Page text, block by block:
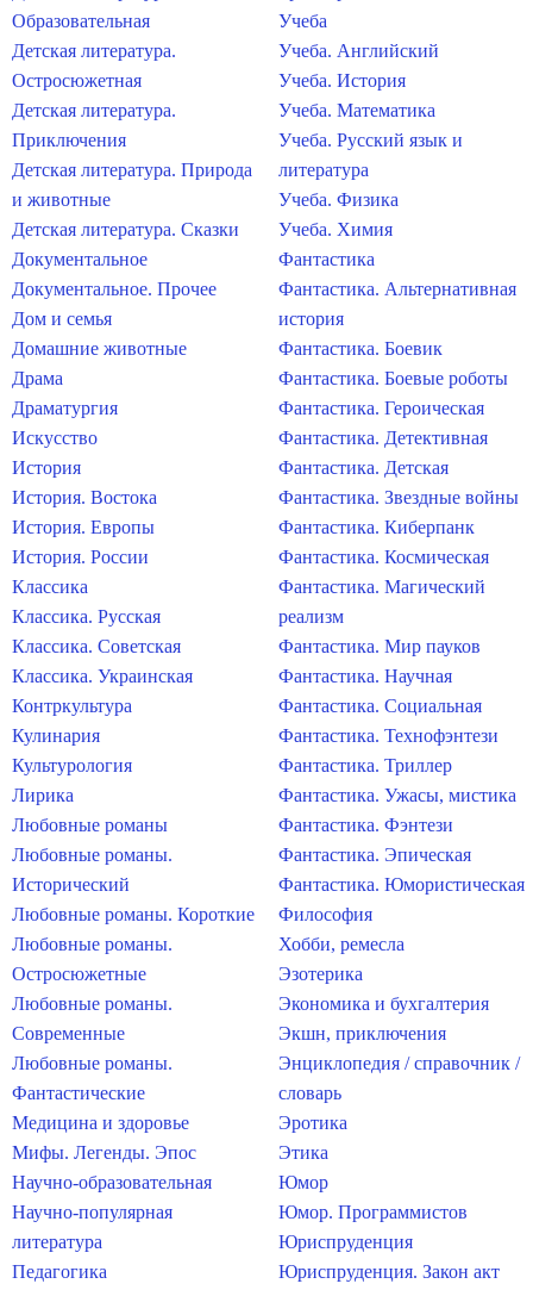
Образовательная
Детская литература.
Остросюжетная
Детская литература.
Приключения
Детская литература. Природа
и животные
Детская литература. Сказки
Документальное
Документальное. Прочее
Дом и семья
Домашние животные
Драма
Драматургия
Искусство
История
История. Востока
История. Европы
История. России
Классика
Классика. Русская
Классика. Советская
Классика. Украинская
Контркультура
Кулинария
Культурология
Лирика
Любовные романы
Любовные романы.
Исторический
Любовные романы. Короткие
Любовные романы.
Остросюжетные
Любовные романы.
Современные
Любовные романы.
Фантастические
Медицина и здоровье
Мифы. Легенды. Эпос
Научно-образовательная
Научно-популярная
литература
Педагогика
Учеба
Учеба. Английский
Учеба. История
Учеба. Математика
Учеба. Русский язык и
литература
Учеба. Физика
Учеба. Химия
Фантастика
Фантастика. Альтернативная
история
Фантастика. Боевик
Фантастика. Боевые роботы
Фантастика. Героическая
Фантастика. Детективная
Фантастика. Детская
Фантастика. Звездные войны
Фантастика. Киберпанк
Фантастика. Космическая
Фантастика. Магический
реализм
Фантастика. Мир пауков
Фантастика. Научная
Фантастика. Социальная
Фантастика. Технофэнтези
Фантастика. Триллер
Фантастика. Ужасы, мистика
Фантастика. Фэнтези
Фантастика. Эпическая
Фантастика. Юмористическая
Философия
Хобби, ремесла
Эзотерика
Экономика и бухгалтерия
Экшн, приключения
Энциклопедия / справочник /
словарь
Эротика
Этика
Юмор
Юмор. Программистов
Юриспруденция
Юриспруденция. Закон акт